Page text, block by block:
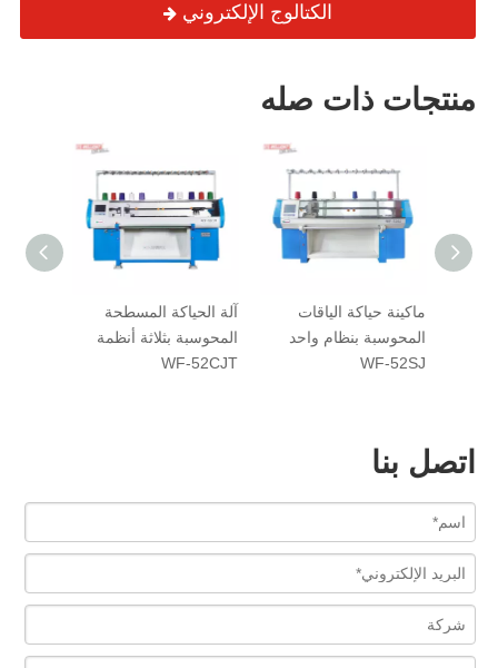
الكتالوج الإلكتروني
منتجات ذات صله
آلة الحياكة المسطحة
المحوسبة بثلاثة أنظمة
WF-52CJT
ماكينة حياكة الياقات
المحوسبة بنظام واحد
WF-52SJ
اتصل بنا